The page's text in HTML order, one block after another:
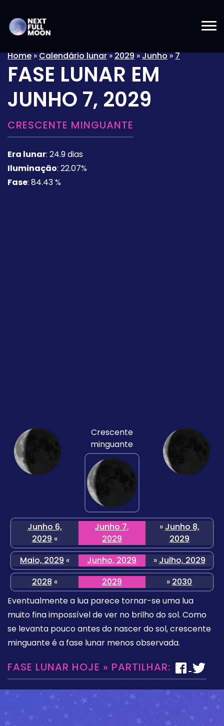
Home»Calendário lunar»2029»Junho»7
FASE LUNAR EM
JUNHO 7, 2029
CRESCENTE MINGUANTE
Era lunar: 24.9 dias
Iluminação: 22.07%
Fase: 84.43 %
Crescente
minguante
Junho 6,
2029 «
Junho 7,
2029
» Junho 8,
2029
Maio, 2029 « Junho, 2029 » Julho, 2029
2028 « 2029 » 2030
Eventualmente a lua parece tornar-se uma lua
muito fina impossível de ver no brilho do sol. Como
se levanta pouco antes do nascer do sol, crescente
minguante é a fase lunar menos observada.
FASE LUNAR HOJE » PARTILHAR: